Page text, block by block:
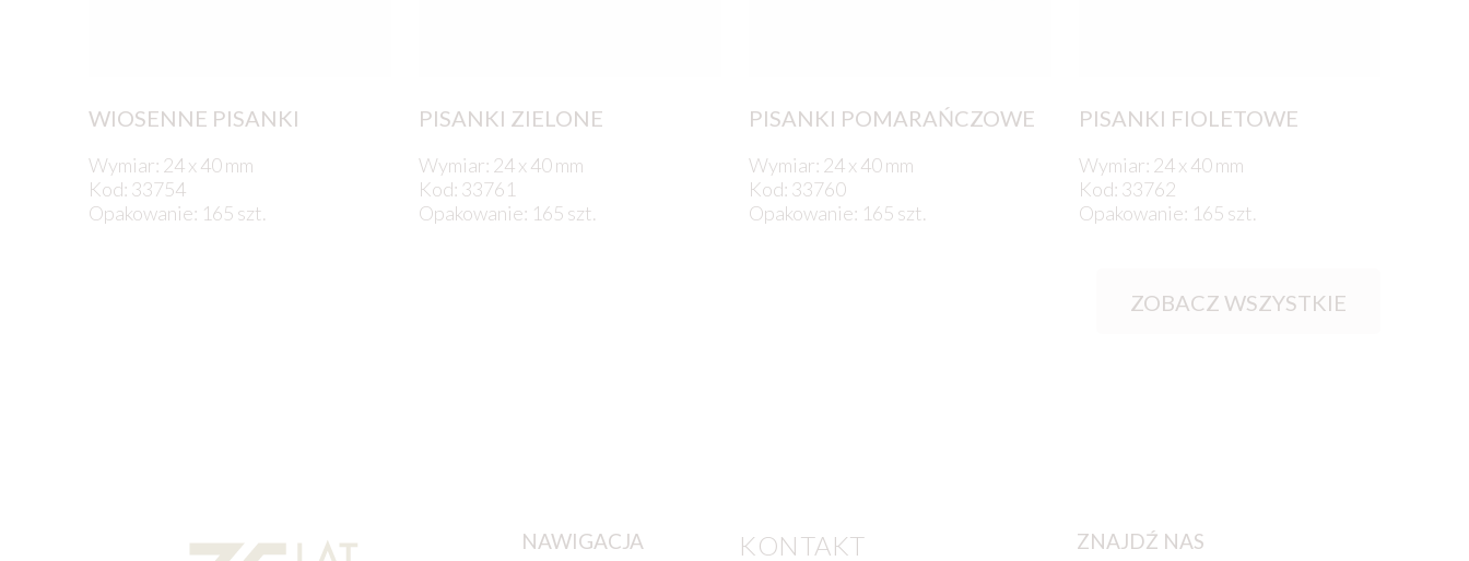
WIOSENNE PISANKI
Wymiar: 24 x 40 mm
Kod: 33754
Opakowanie: 165 szt.
PISANKI ZIELONE
Wymiar: 24 x 40 mm
Kod: 33761
Opakowanie: 165 szt.
PISANKI POMARAŃCZOWE
Wymiar: 24 x 40 mm
Kod: 33760
Opakowanie: 165 szt.
PISANKI FIOLETOWE
Wymiar: 24 x 40 mm
Kod: 33762
Opakowanie: 165 szt.
ZOBACZ WSZYSTKIE
NAWIGACJA KONTAKT ZNAJDŹ NAS